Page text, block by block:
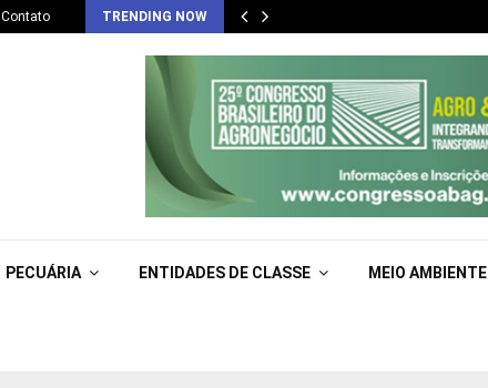
Contato TRENDING NOW
PECUÁRIA ENTIDADES DE CLASSE MEIO AMBIENTE